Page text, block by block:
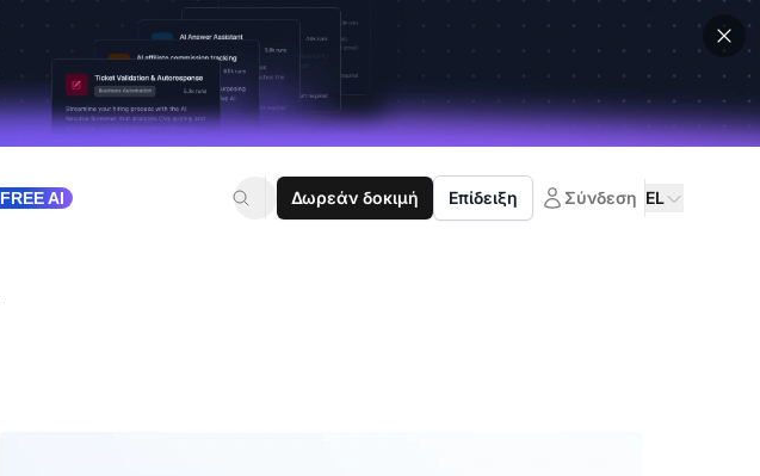
FREE AI Δωρεάν δοκιμή Επίδειξη Σύνδεση EL